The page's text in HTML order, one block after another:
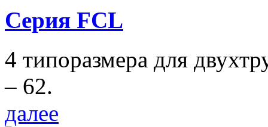
Серия FCL
4 типоразмера для
– 62.
далее